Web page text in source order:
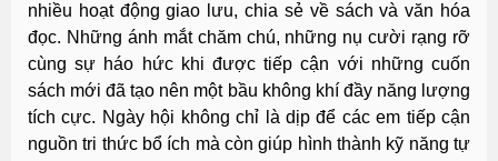
nhiều hoạt động giao lưu, chia sẻ về sách và văn hóa
đọc. Những ánh mắt chăm chú, những nụ cười rạng rỡ
cùng sự háo hức khi được tiếp cận với những cuốn
sách mới đã tạo nên một bầu không khí đầy năng lượng
tích cực. Ngày hội không chỉ là dịp để các em tiếp cận
nguồn tri thức bổ ích mà còn giúp hình thành kỹ năng tự